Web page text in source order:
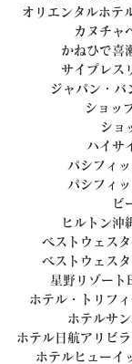
オリエンタルホテ
カヌチャ
かねひで喜
サイプレス
ジャパン・バ
ショッ
ショ
ハイサ
パシフィ
パシフィ
ビ
ヒルトン沖
ベストウェス
ベストウェス
星野リゾート
ホテル・トリフ
ホテルサ
ホテル日航アリビ
ホテルヒューイ